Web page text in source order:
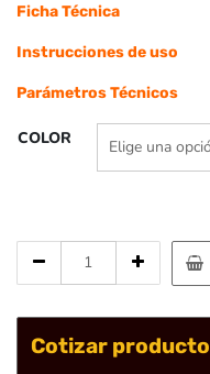
Ficha Técnica
Instrucciones de uso
Parámetros Técnicos
COLOR
Aluminio
Hector
Cotizar producto